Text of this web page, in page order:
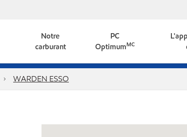
Notre
carburant
PC
OptimumMC
WARDEN ESSO